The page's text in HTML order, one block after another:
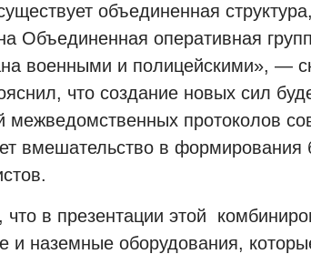
объединенная
Объединенная оперативная
военными и полицейскими», —
что создание новых сил
межведомственных протоколов
вмешательство в формирования
в презентации этой
и наземные оборудования,